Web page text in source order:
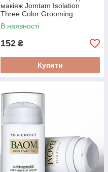
макіяж Jomtam Isolation
Three Color Grooming
триколірна 40 г
В наявності
152 ₴
Купити